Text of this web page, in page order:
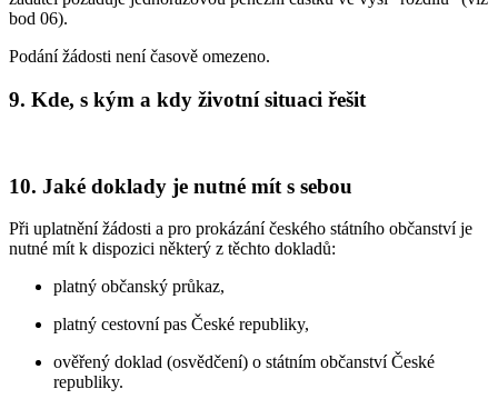
bod 06).
Podání žádosti není časově omezeno.
9. Kde, s kým a kdy životní situaci řešit
10. Jaké doklady je nutné mít s sebou
Při uplatnění žádosti a pro prokázání českého státního občanství je
nutné mít k dispozici některý z těchto dokladů:
platný občanský průkaz,
platný cestovní pas České republiky,
ověřený doklad (osvědčení) o státním občanství České
republiky.